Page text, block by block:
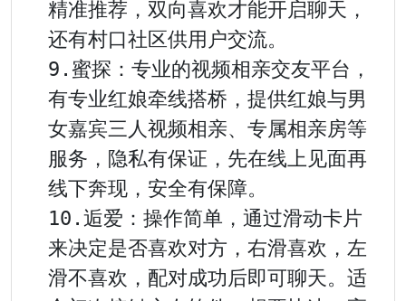
精准推荐，双向喜欢才能开启聊天，
还有村口社区供用户交流。
9.蜜探：专业的视频相亲交友平台，
有专业红娘牵线搭桥，提供红娘与男
女嘉宾三人视频相亲、专属相亲房等
服务，隐私有保证，先在线上见面再
线下奔现，安全有保障。
10.逅爱：操作简单，通过滑动卡片
来决定是否喜欢对方，右滑喜欢，左
滑不喜欢，配对成功后即可聊天。适